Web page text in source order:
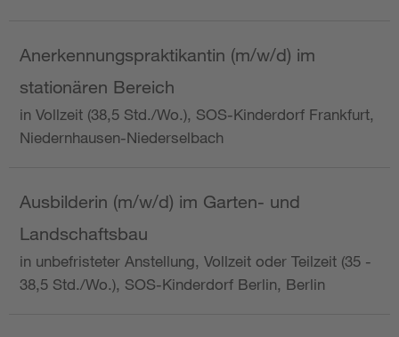
Anerkennungspraktikantin (m/w/d) im
stationären Bereich
in Vollzeit (38,5 Std./Wo.), SOS-Kinderdorf Frankfurt,
Niedernhausen-Niederselbach
Ausbilderin (m/w/d) im Garten- und
Landschaftsbau
in unbefristeter Anstellung, Vollzeit oder Teilzeit (35 -
38,5 Std./Wo.), SOS-Kinderdorf Berlin, Berlin